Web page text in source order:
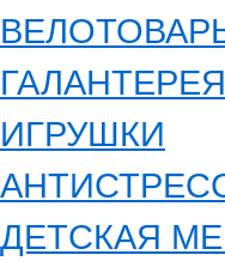
ГАЛАНТЕРЕЯ
ИГРУШКИ
ДЕТСКАЯ